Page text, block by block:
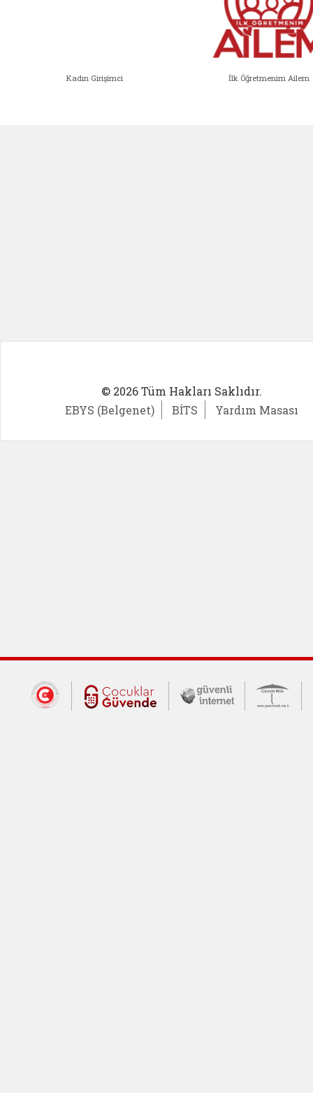
Kadın Girişimci İlk Öğretmenim Ailem
© 2026 Tüm Hakları Saklıdır.
EBYS (Belgenet)
BİTS Yardım Masası
Dış Bağlantılar
Cumhurbaşkanlığı İletişim Merkezi
Çocuklar Güvende (yeni
Güvenli